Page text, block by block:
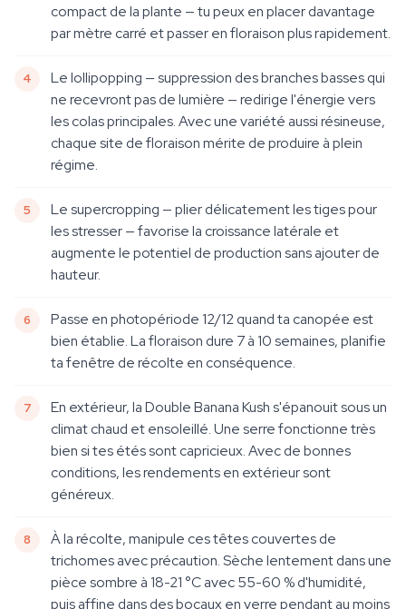
compact de la plante — tu peux en placer davantage
par mètre carré et passer en floraison plus rapidement.
Le lollipopping — suppression des branches basses qui
ne recevront pas de lumière — redirige l'énergie vers
les colas principales. Avec une variété aussi résineuse,
chaque site de floraison mérite de produire à plein
régime.
Le supercropping — plier délicatement les tiges pour
les stresser — favorise la croissance latérale et
augmente le potentiel de production sans ajouter de
hauteur.
Passe en photopériode 12/12 quand ta canopée est
bien établie. La floraison dure 7 à 10 semaines, planifie
ta fenêtre de récolte en conséquence.
En extérieur, la Double Banana Kush s'épanouit sous un
climat chaud et ensoleillé. Une serre fonctionne très
bien si tes étés sont capricieux. Avec de bonnes
conditions, les rendements en extérieur sont
généreux.
À la récolte, manipule ces têtes couvertes de
trichomes avec précaution. Sèche lentement dans une
pièce sombre à 18-21 °C avec 55-60 % d'humidité,
puis affine dans des bocaux en verre pendant au moins